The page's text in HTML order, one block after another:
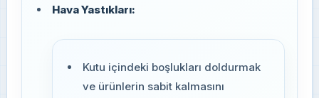
Hava Yastıkları:
Kutu içindeki boşlukları doldurmak
ve ürünlerin sabit kalmasını